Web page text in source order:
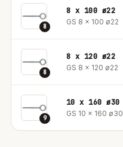
8
8 x 100 ø22
GS 8 x 100 ø22
8
8 x 120 ø22
GS 8 x 120 ø22
9
10 x 160 ø30
GS 10 x 160 ø30